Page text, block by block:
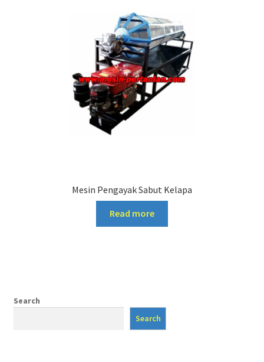
Mesin Pengayak Sabut Kelapa
Read more
Search
Search